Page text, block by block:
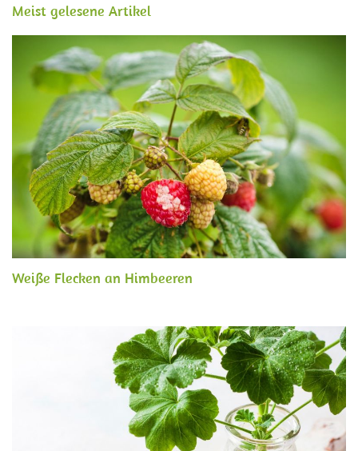
Meist gelesene Artikel
Weiße Flecken an Himbeeren